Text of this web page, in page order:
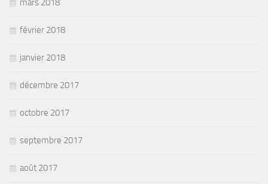
mars 2018
février 2018
janvier 2018
décembre 2017
octobre 2017
septembre 2017
août 2017